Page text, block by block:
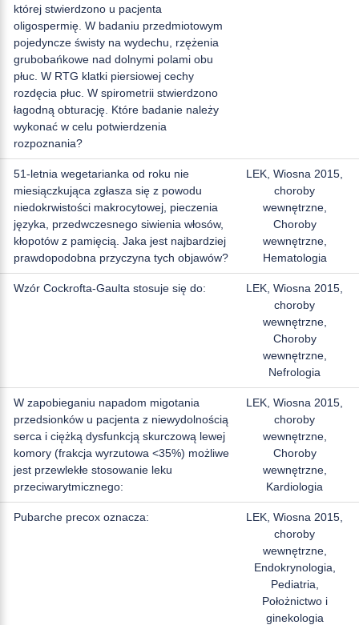
której stwierdzono u pacjenta
oligospermię. W badaniu przedmiotowym
pojedyncze świsty na wydechu, rzężenia
grubobańkowe nad dolnymi polami obu
płuc. W RTG klatki piersiowej cechy
rozdęcia płuc. W spirometrii stwierdzono
łagodną obturację. Które badanie należy
wykonać w celu potwierdzenia
rozpoznania?
51-letnia wegetarianka od roku nie
miesiączkująca zgłasza się z powodu
niedokrwistości makrocytowej, pieczenia
języka, przedwczesnego siwienia włosów,
kłopotów z pamięcią. Jaka jest najbardziej
prawdopodobna przyczyna tych objawów?
LEK, Wiosna 2015,
choroby
wewnętrzne,
Choroby
wewnętrzne,
Hematologia
Wzór Cockrofta-Gaulta stosuje się do:
LEK, Wiosna 2015,
choroby
wewnętrzne,
Choroby
wewnętrzne,
Nefrologia
W zapobieganiu napadom migotania
przedsionków u pacjenta z niewydolnością
serca i ciężką dysfunkcją skurczową lewej
komory (frakcja wyrzutowa <35%) możliwe
jest przewlekłe stosowanie leku
przeciwarytmicznego:
LEK, Wiosna 2015,
choroby
wewnętrzne,
Choroby
wewnętrzne,
Kardiologia
Pubarche precox oznacza:
LEK, Wiosna 2015,
choroby
wewnętrzne,
Endokrynologia,
Pediatria,
Położnictwo i
ginekologia